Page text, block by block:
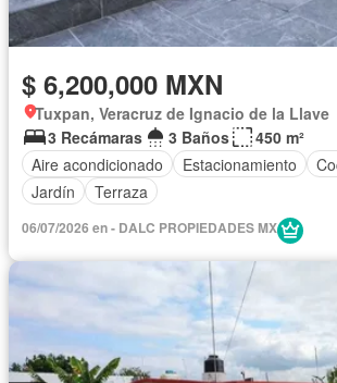
$ 6,200,000 MXN
Tuxpan, Veracruz de Ignacio de la Llave
3 Recámaras
3 Baños
450 m²
Aire acondicionado
Estacionamiento
Jardín
Terraza
06/07/2026 en - DALC PROPIEDADES MX